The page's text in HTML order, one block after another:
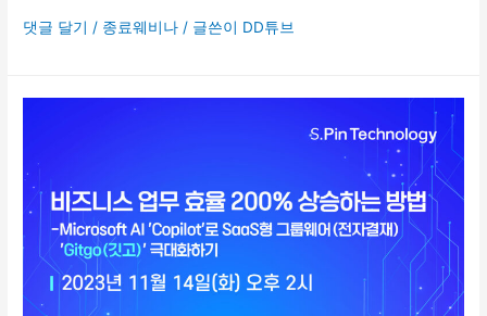
댓글 달기 / 종료웨비나 / 글쓴이 DD튜브